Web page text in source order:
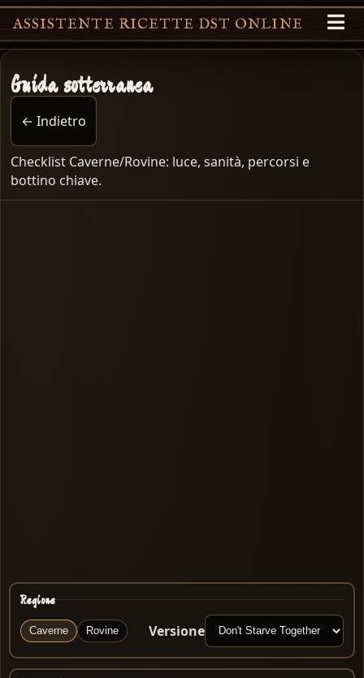
ASSISTENTE RICETTE DST ONLINE
Guida sotterranea
← Indietro
Checklist Caverne/Rovine: luce, sanità, percorsi e
bottino chiave.
Regione
Caverne Rovine Versione